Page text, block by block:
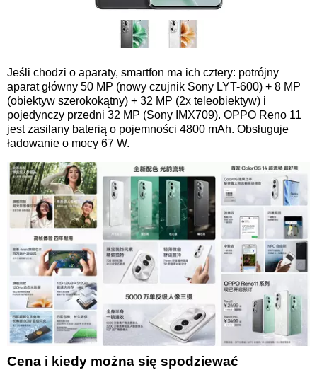
Jeśli chodzi o aparaty, smartfon ma ich cztery: potrójny
aparat główny 50 MP (nowy czujnik Sony LYT-600) + 8 MP
(obiektyw szerokokątny) + 32 MP (2x teleobiektyw) i
pojedynczy przedni 32 MP (Sony IMX709). OPPO Reno 11
jest zasilany baterią o pojemności 4800 mAh. Obsługuje
ładowanie o mocy 67 W.
Cena i kiedy można się spodziewać